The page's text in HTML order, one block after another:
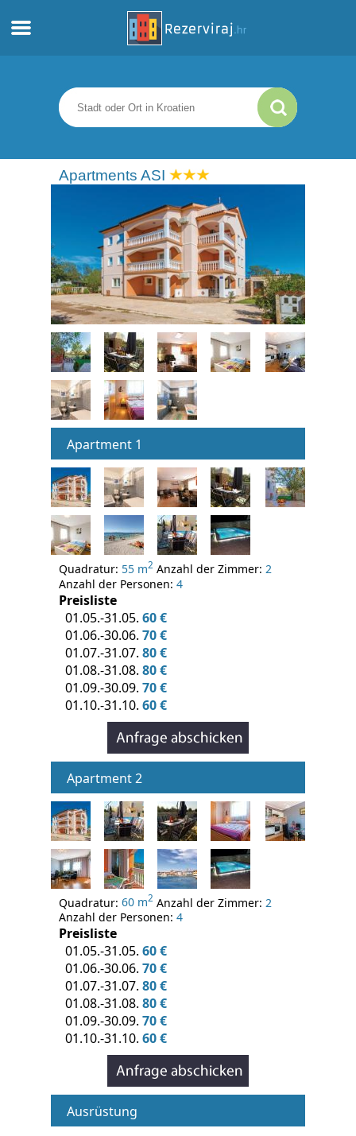
Apartments
Touristeninformation
webcams
Treffen Sie Kroatien
museen
Apartments ASI
Apartment 1
Quadratur: 55 m2 Anzahl der Zimmer: 2
Anzahl der Personen: 4
Preisliste
01.05.-31.05. 60 €
01.06.-30.06. 70 €
01.07.-31.07. 80 €
01.08.-31.08. 80 €
01.09.-30.09. 70 €
01.10.-31.10. 60 €
Apartment 2
Quadratur: 60 m2 Anzahl der Zimmer: 2
Anzahl der Personen: 4
Preisliste
01.05.-31.05. 60 €
01.06.-30.06. 70 €
01.07.-31.07. 80 €
01.08.-31.08. 80 €
01.09.-30.09. 70 €
01.10.-31.10. 60 €
Ausrüstung